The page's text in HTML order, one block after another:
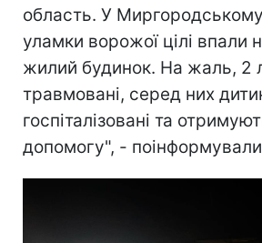
область. У
уламки ворожої цілі впали
жилий будинок. На жаль, 2
травмовані, серед них
госпіталізовані та
допомогу", -